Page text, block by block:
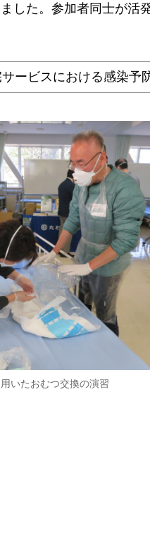
した。参加者同士が活
サービスにおける感染予
いたおむつ交換の演習